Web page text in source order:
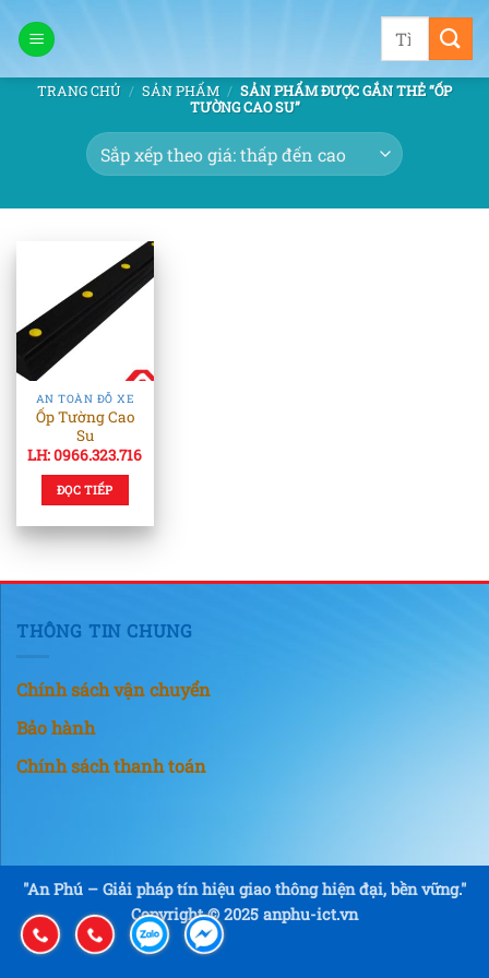
qua
dung
Tìm
TRANG CHỦ / SẢN PHẨM / SẢN PHẨM ĐƯỢC GẮN THẺ “ỐP
TƯỜNG CAO SU”
AN TOÀN ĐỖ XE
Ốp Tường Cao
Su
LH: 0966.323.716
ĐỌC TIẾP
THÔNG TIN CHUNG
Chính sách vận chuyển
Bảo hành
Chính sách thanh toán
"An Phú – Giải pháp tín hiệu giao thông hiện đại, bền vững."
Copyright © 2025 anphu-ict.vn